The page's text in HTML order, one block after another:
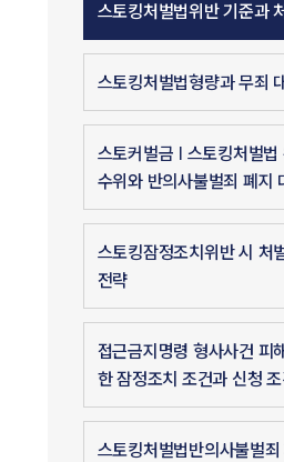
스토킹처벌법위반 기준과
스토킹처벌법형량과 무죄
스토커벌금 | 스토킹처벌법
수위와 반의사불벌죄 폐지
스토킹잠정조치위반 시 처
전략
접근금지명령 형사사건 피
한 잠정조치 조건과 신청
스토킹처벌법반의사불벌